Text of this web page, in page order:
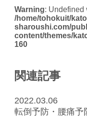
Warning: Undefined
/home/tohokuit/
sharoushi.com/
content/themes/
160
関連記事
2022.03.06
転倒予防・腰痛予